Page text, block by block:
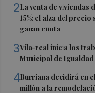
2La venta de viviendas
15%: el alza del
ganan cuota
3Vila-real inicia los
Municipal de
4Burriana decidirá en
millón a la